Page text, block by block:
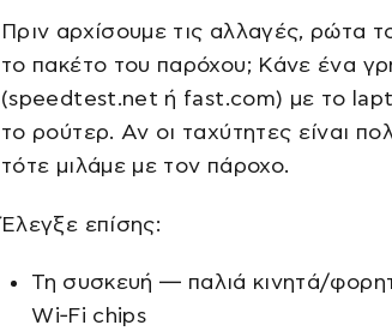
Πριν αρχίσουμε τις αλλαγές, ρώτα
το πακέτο του παρόχου; Κάνε ένα
(speedtest.net ή fast.com) με το
το ρούτερ. Αν οι ταχύτητες είναι
τότε μιλάμε με τον πάροχο.
Έλεγξε επίσης:
Τη συσκευή — παλιά κινητά/
Wi‑Fi chips